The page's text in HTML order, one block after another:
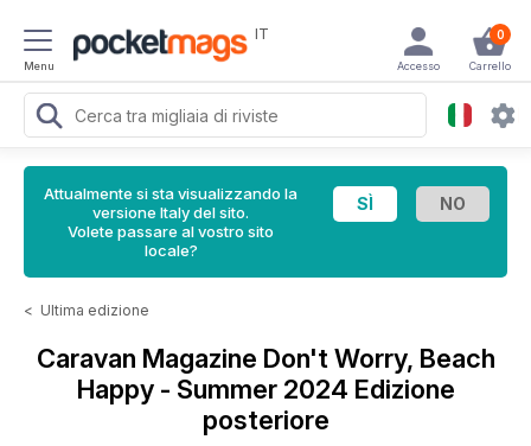
Menu
IT 0
Carrello
Accesso
Attualmente si sta visualizzando la
versione Italy del sito.
Volete passare al vostro sito
locale?
< Ultima edizione
Caravan Magazine Don't Worry, Beach
Happy - Summer 2024 Edizione
posteriore